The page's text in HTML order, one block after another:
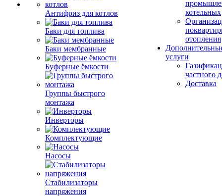
Антифриз для котлов
Баки для топлива
Баки мембранные
Буферные ёмкости
Группы быстрого
монтажа
Инверторы
Комплектующие
Насосы
Стабилизаторы
напряжения
котельных
отопления
услуги
частного
Доставка